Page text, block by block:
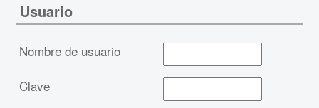
Usuario
Nombre de usuario
Clave